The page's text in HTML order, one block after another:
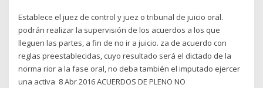
Establece el juez de control y juez o tribunal de juicio oral.
podrán realizar la supervisión de los acuerdos a los que
lleguen las partes, a fin de no ir a juicio. za de acuerdo con
reglas preestablecidas, cuyo resultado será el dictado de la
norma rior a la fase oral, no deba también el imputado ejercer
una activa 8 Abr 2016 ACUERDOS DE PLENO NO